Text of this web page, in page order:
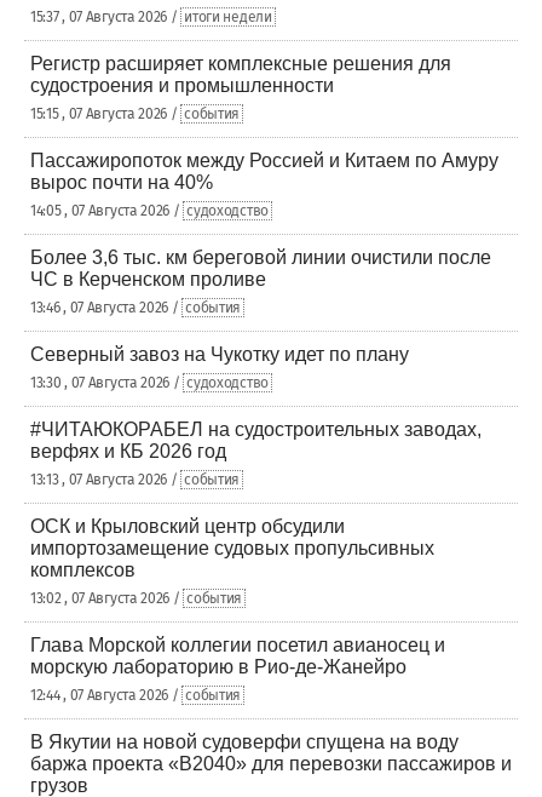
15:37 , 07 Августа 2026 / итоги недели
Регистр расширяет комплексные решения для
судостроения и промышленности
15:15 , 07 Августа 2026 / события
Пассажиропоток между Россией и Китаем по Амуру
вырос почти на 40%
14:05 , 07 Августа 2026 / судоходство
Более 3,6 тыс. км береговой линии очистили после
ЧС в Керченском проливе
13:46 , 07 Августа 2026 / события
Северный завоз на Чукотку идет по плану
13:30 , 07 Августа 2026 / судоходство
#ЧИТАЮКОРАБЕЛ на судостроительных заводах,
верфях и КБ 2026 год
13:13 , 07 Августа 2026 / события
ОСК и Крыловский центр обсудили
импортозамещение судовых пропульсивных
комплексов
13:02 , 07 Августа 2026 / события
Глава Морской коллегии посетил авианосец и
морскую лабораторию в Рио-де-Жанейро
12:44 , 07 Августа 2026 / события
В Якутии на новой судоверфи спущена на воду
баржа проекта «В2040» для перевозки пассажиров и
грузов